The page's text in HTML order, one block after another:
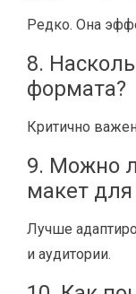
Редко. Она
8.
формата?
Критично
9. Можно
макет
Лучше
и аудитории.